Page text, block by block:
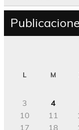
L M
3
4
10
11
17
18